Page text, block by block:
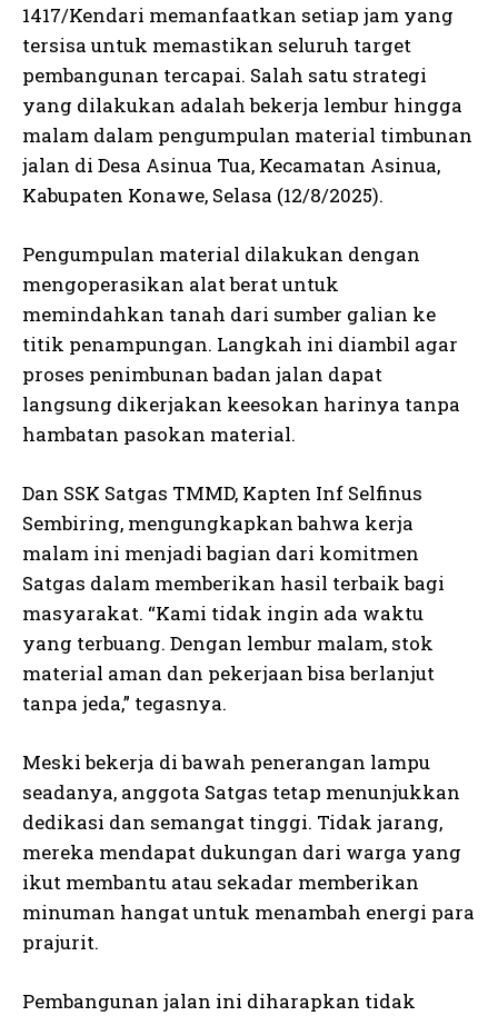
1417/Kendari memanfaatkan setiap jam yang
tersisa untuk memastikan seluruh target
pembangunan tercapai. Salah satu strategi
yang dilakukan adalah bekerja lembur hingga
malam dalam pengumpulan material timbunan
jalan di Desa Asinua Tua, Kecamatan Asinua,
Kabupaten Konawe, Selasa (12/8/2025).
Pengumpulan material dilakukan dengan
mengoperasikan alat berat untuk
memindahkan tanah dari sumber galian ke
titik penampungan. Langkah ini diambil agar
proses penimbunan badan jalan dapat
langsung dikerjakan keesokan harinya tanpa
hambatan pasokan material.
Dan SSK Satgas TMMD, Kapten Inf Selfinus
Sembiring, mengungkapkan bahwa kerja
malam ini menjadi bagian dari komitmen
Satgas dalam memberikan hasil terbaik bagi
masyarakat. “Kami tidak ingin ada waktu
yang terbuang. Dengan lembur malam, stok
material aman dan pekerjaan bisa berlanjut
tanpa jeda,” tegasnya.
Meski bekerja di bawah penerangan lampu
seadanya, anggota Satgas tetap menunjukkan
dedikasi dan semangat tinggi. Tidak jarang,
mereka mendapat dukungan dari warga yang
ikut membantu atau sekadar memberikan
minuman hangat untuk menambah energi para
prajurit.
Pembangunan jalan ini diharapkan tidak